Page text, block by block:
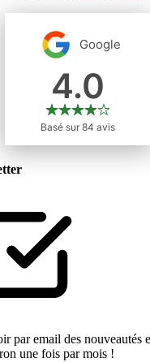
par email des nouveautés
une fois par mois !